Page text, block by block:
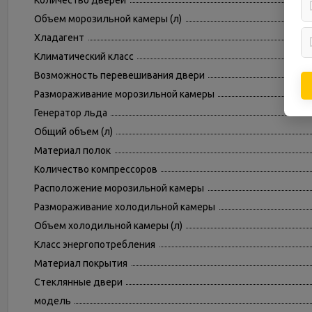
Объем морозильной камеры (л)
Хладагент
Климатический класс
Возможность перевешивания двери
Размораживание морозильной камеры
Генератор льда
Общий объем (л)
Материал полок
Количество компрессоров
Расположение морозильной камеры
Размораживание холодильной камеры
Объем холодильной камеры (л)
Класс энергопотребления
Материал покрытия
Стеклянные двери
модель